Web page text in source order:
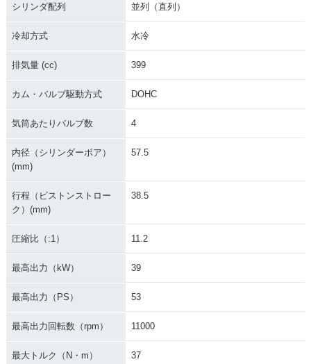
シリンダ配列 並列（直列）
冷却方式 水冷
排気量 (cc) 399
カム・バルブ駆動方式 DOHC
気筒あたりバルブ数 4
内径（シリンダーボア）
(mm)
57.5
行程（ピストンストロー
ク）(mm)
38.5
圧縮比（:1） 11.2
最高出力（kW） 39
最高出力（PS） 53
最高出力回転数（rpm） 11000
最大トルク（N・m） 37